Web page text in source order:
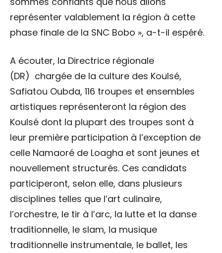
représenter valablement la région à cette
phase finale de la SNC Bobo », a-t-il espéré.
A écouter, la Directrice régionale
(DR) chargée de la culture des Koulsé,
Safiatou Oubda, 116 troupes et ensembles
artistiques représenteront la région des
Koulsé dont la plupart des troupes sont à
leur première participation à l’exception de
celle Namaoré de Loagha et sont jeunes et
nouvellement structurés. Ces candidats
participeront, selon elle, dans plusieurs
disciplines telles que l’art culinaire,
l’orchestre, le tir à l’arc, la lutte et la danse
traditionnelle, le slam, la musique
traditionnelle instrumentale, le ballet, les